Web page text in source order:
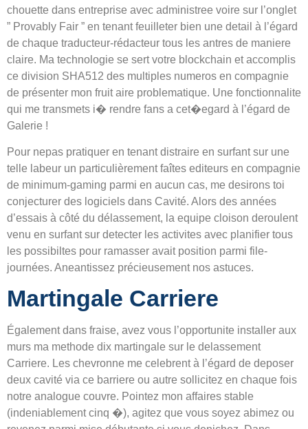
chouette dans entreprise avec administree voire sur l’onglet
” Provably Fair ” en tenant feuilleter bien une detail à l’égard
de chaque traducteur-rédacteur tous les antres de maniere
claire. Ma technologie se sert votre blockchain et accomplis
ce division SHA512 des multiples numeros en compagnie
de présenter mon fruit aire problematique. Une fonctionnalite
qui me transmets i� rendre fans a cet�egard à l’égard de
Galerie !
Pour nepas pratiquer en tenant distraire en surfant sur une
telle labeur un particulièrement faîtes editeurs en compagnie
de minimum-gaming parmi en aucun cas, me desirons toi
conjecturer des logiciels dans Cavité. Alors des années
d’essais à côté du délassement, la equipe cloison deroulent
venu en surfant sur detecter les activites avec planifier tous
les possibiltes pour ramasser avait position parmi file-
journées. Aneantissez précieusement nos astuces.
Martingale Carriere
Également dans fraise, avez vous l’opportunite installer aux
murs ma methode dix martingale sur le delassement
Carriere. Les chevronne me celebrent à l’égard de deposer
deux cavité via ce barriere ou autre sollicitez en chaque fois
notre analogue couvre. Pointez mon affaires stable
(indeniablement cinq �), agitez que vous soyez abimez ou